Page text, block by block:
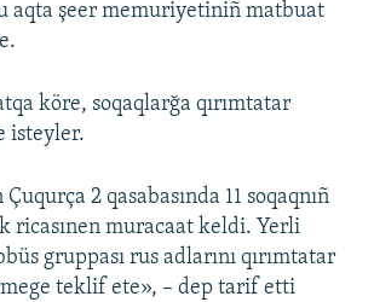
aqta şeer memuriyetiniñ matbuat
köre, soqaqlarğa qırımtatar
isteyler.
2 qasabasında 11 soqaqnıñ
ricasınen muracaat keldi. Yerli
gruppası rus adlarını qırımtatar
teklif ete», – dep tarif etti